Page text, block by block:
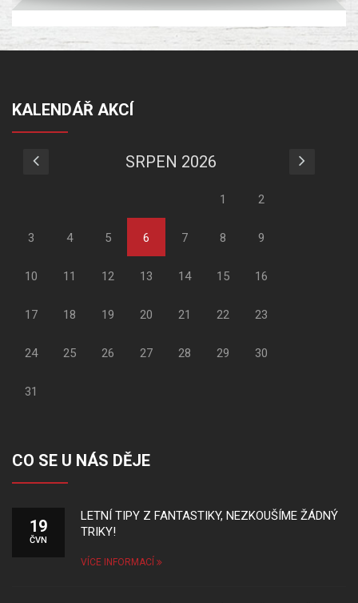
KALENDÁŘ AKCÍ
SRPEN 2026
1 2
3 4 5 6 7 8 9
10 11 12 13 14 15 16
17 18 19 20 21 22 23
24 25 26 27 28 29 30
31
CO SE U NÁS DĚJE
19
ČVN
LETNÍ TIPY Z FANTASTIKY, NEZKOUŠÍME ŽÁDNÝ
TRIKY!
VÍCE INFORMACÍ